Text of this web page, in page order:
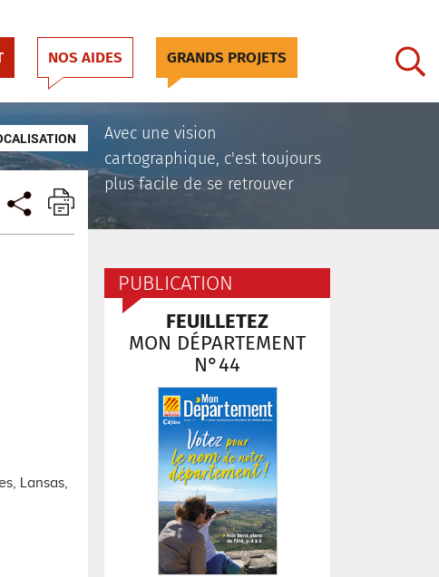
NOS AIDES GRANDS PROJETS
Avec une vision
cartographique, c'est toujours
plus facile de se retrouver
Lansas,
PUBLICATION
FEUILLETEZ
MON DÉPARTEMENT
N°44